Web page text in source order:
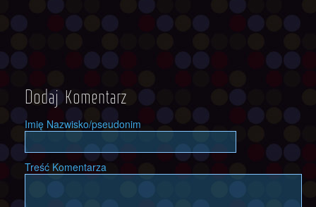
Dodaj Komentarz
Imię Nazwisko/pseudonim
Treść Komentarza